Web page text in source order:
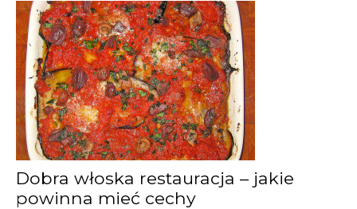
Dobra włoska restauracja – jakie
powinna mieć cechy